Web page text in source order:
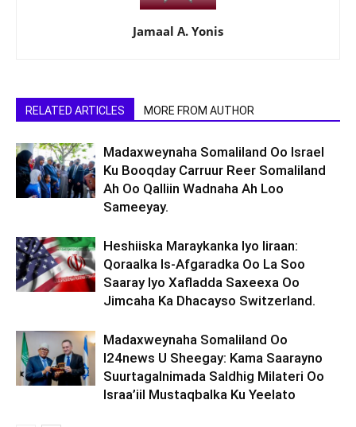
Jamaal A. Yonis
RELATED ARTICLES MORE FROM AUTHOR
Madaxweynaha Somaliland Oo Israel
Ku Booqday Carruur Reer Somaliland
Ah Oo Qalliin Wadnaha Ah Loo
Sameeyay.
Heshiiska Maraykanka Iyo Iiraan:
Qoraalka Is-Afgaradka Oo La Soo
Saaray Iyo Xafladda Saxeexa Oo
Jimcaha Ka Dhacayso Switzerland.
Madaxweynaha Somaliland Oo
I24news U Sheegay: Kama Saarayno
Suurtagalnimada Saldhig Milateri Oo
Israa’iil Mustaqbalka Ku Yeelato